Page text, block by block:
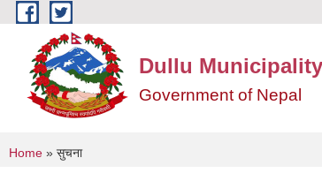
Skip to main content
Dullu Municipality
Government of Nepal
You are here
Home » सुचना